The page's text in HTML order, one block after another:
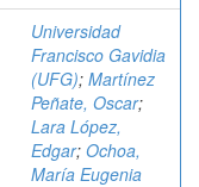
Universidad
Francisco Gavidia
(UFG); Martínez
Peñate, Oscar;
Lara López,
Edgar; Ochoa,
María Eugenia